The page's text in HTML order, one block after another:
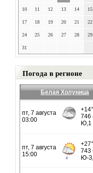
10 11 12 13 14 15
17 18 19 20 21 22
24 25 26 27 28 29
31
Погода в регионе
Белая Холуница